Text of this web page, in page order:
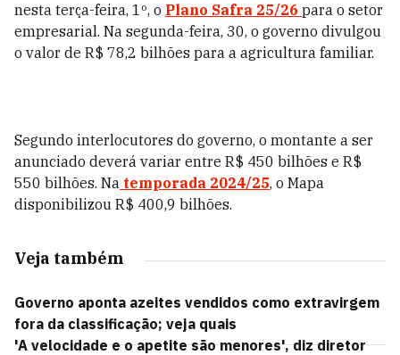
nesta terça-feira, 1º, o Plano Safra 25/26 para o setor
empresarial. Na segunda-feira, 30, o governo divulgou
o valor de R$ 78,2 bilhões para a agricultura familiar.
Segundo interlocutores do governo, o montante a ser
anunciado deverá variar entre R$ 450 bilhões e R$
550 bilhões. Na temporada 2024/25, o Mapa
disponibilizou R$ 400,9 bilhões.
Veja também
Governo aponta azeites vendidos como extravirgem
fora da classificação; veja quais
'A velocidade e o apetite são menores', diz diretor